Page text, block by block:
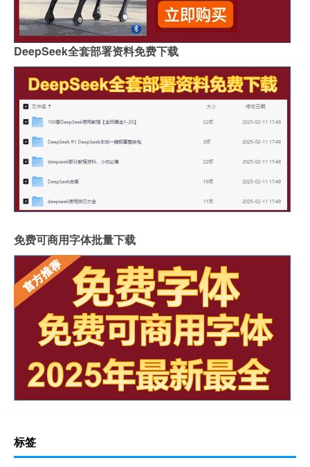
DeepSeek全套部署资料免费下载
免费可商用字体批量下载
标签